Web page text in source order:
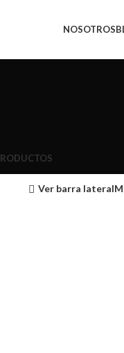
NOSOTROS
Ver barra lateral